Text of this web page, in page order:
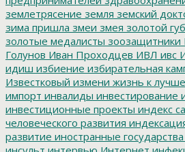
землетрясение земля земский
зима пришла змеи змея золотой
золотые медалисты зоозащитники
Голунов Иван Проходцев ИВЛ ивс
идиш избиение избирательная
Известковый измени жизнь к
импорт инвалиды инвестирование
инвестиционные проекты индекс
человеческого развития
развитие иностранные государства